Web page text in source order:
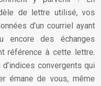
de lettre utilisé, vos
d’un courriel ayant
encore des échanges
référence à cette lettre.
convergents qui
émane de vous, même